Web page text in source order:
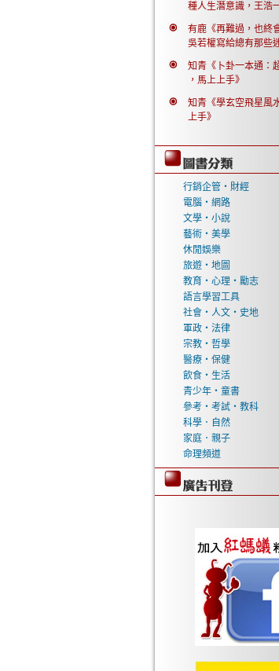
種人生潛意識，王浩
有鹿《再難過，也終
吳若權寫給總有那些
知青《卜卦一本通：
，馬上上手》
知青《學玄空飛星風
上手》
行銷企管‧財經
電腦‧網路
文學‧小說
藝術‧美學
休閒娛樂
旅遊‧地圖
教育‧心理‧勵志
語言學習工具
社會‧人文‧史地
軍政‧法律
宗教‧哲學
醫療‧保健
飲食‧生活
青少年‧童書
參考‧考試‧教科
科學．自然
家庭．親子
命理頻道